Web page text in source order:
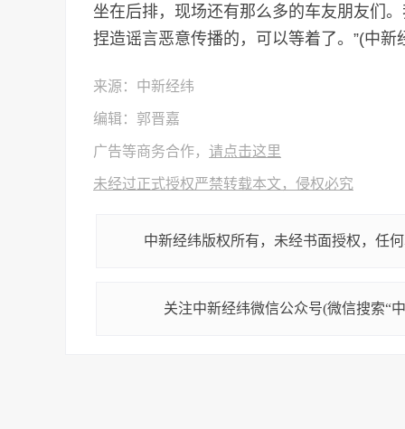
坐在后排，现场还有那么多的车友朋友们
捏造谣言恶意传播的，可以等着了。”(中新
来源：中新经纬
编辑：郭晋嘉
广告等商务合作， 请点击这里
未经过正式授权严禁转载本文，侵权必究
中新经纬版权所有，未经书面授权，任
关注中新经纬微信公众号(微信搜索“